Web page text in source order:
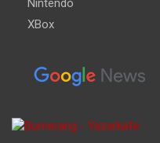
Nintendo
XBox